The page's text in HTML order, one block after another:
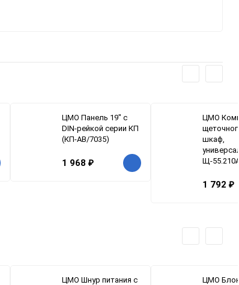
ЦМО Панель 19" с
DIN-рейкой серии КП
(КП-АВ/7035)
1 968 ₽
ЦМО
шкаф,
Щ-
1 792 ₽
ЦМО Шнур питания с
ЦМО